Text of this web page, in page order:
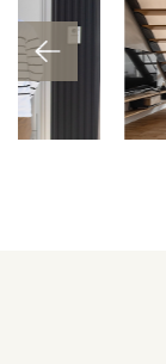
Previous